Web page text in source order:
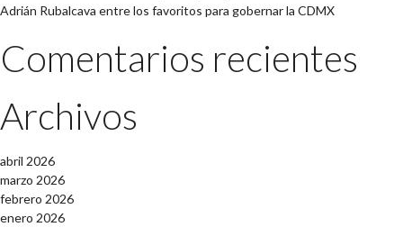
Adrián Rubalcava entre los favoritos para gobernar la CDMX
Comentarios recientes
Archivos
abril 2026
marzo 2026
febrero 2026
enero 2026